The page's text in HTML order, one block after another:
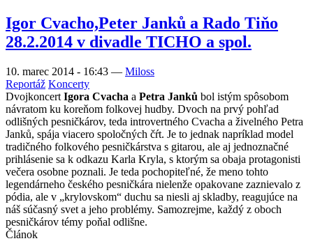
Igor Cvacho,Peter Janků a Rado Tiňo
28.2.2014 v divadle TICHO a spol.
10. marec 2014 - 16:43 — Miloss
Reportáž Koncerty
Dvojkoncert Igora Cvacha a Petra Janků bol istým spôsobom
návratom ku koreňom folkovej hudby. Dvoch na prvý pohľad
odlišných pesničkárov, teda introvertného Cvacha a živelného Petra
Janků, spája viacero spoločných čŕt. Je to jednak napríklad model
tradičného folkového pesničkárstva s gitarou, ale aj jednoznačné
prihlásenie sa k odkazu Karla Kryla, s ktorým sa obaja protagonisti
večera osobne poznali. Je teda pochopiteľné, že meno tohto
legendárneho českého pesničkára nielenže opakovane zaznievalo z
pódia, ale v „krylovskom“ duchu sa niesli aj skladby, reagujúce na
náš súčasný svet a jeho problémy. Samozrejme, každý z oboch
pesničkárov témy poňal odlišne.
Článok